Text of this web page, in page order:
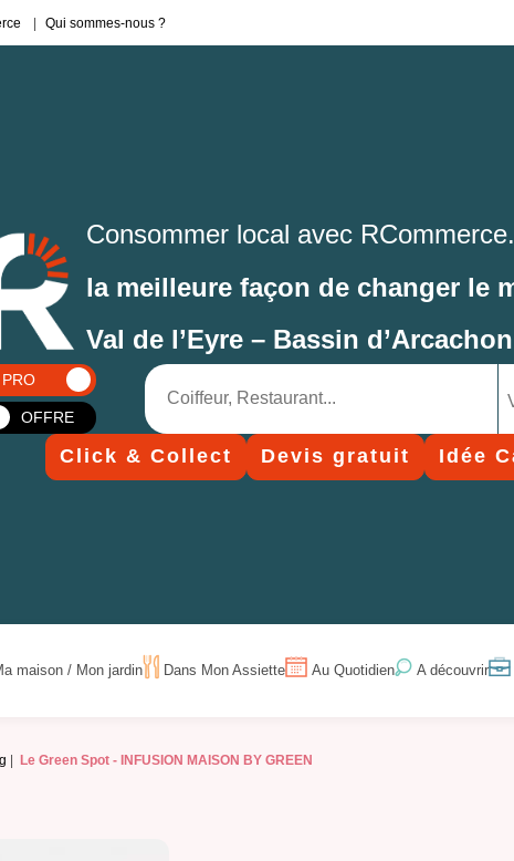
Qui sommes-nous ?
Consommer local avec
la meilleure façon de changer le
Val de l’Eyre – Bassin d’Arcachon
PRO
OFFRE
Click & Collect Devis gratuit Idée
maison / Mon jardin Dans Mon Assiette Au Quotidien A découvrir
Le Green Spot - INFUSION MAISON BY GREEN